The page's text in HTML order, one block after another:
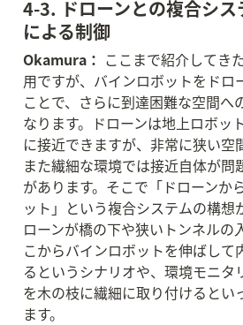
4-3. ドローンとの複合シス
による制御
Okamura： ここまで紹介してき
用ですが、バインロボットをドロ
ことで、さらに到達困難な空間へ
なります。ドローンは地上ロボッ
に接近できますが、非常に狭い空
また繊細な環境では接近自体が問
があります。そこで「ドローンか
ット」という複合システムの構想
ローンが橋の下や狭いトンネルの
こからバインロボットを伸ばして
るというシナリオや、環境モニタ
を木の枝に繊細に取り付けるとい
ます。